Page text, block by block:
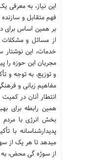
فهم متقابل و
بر همین اساس برای
مجریان این حوزه را
پدیدارشناسانه با
از سوژه گی محض، به